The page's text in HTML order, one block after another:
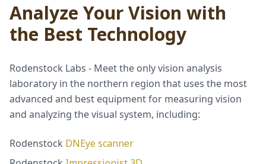
Analyze Your Vision with
the Best Technology
Rodenstock Labs - Meet the only vision analysis
laboratory in the northern region that uses the most
advanced and best equipment for measuring vision
and analyzing the visual system, including:
Rodenstock DNEye scanner